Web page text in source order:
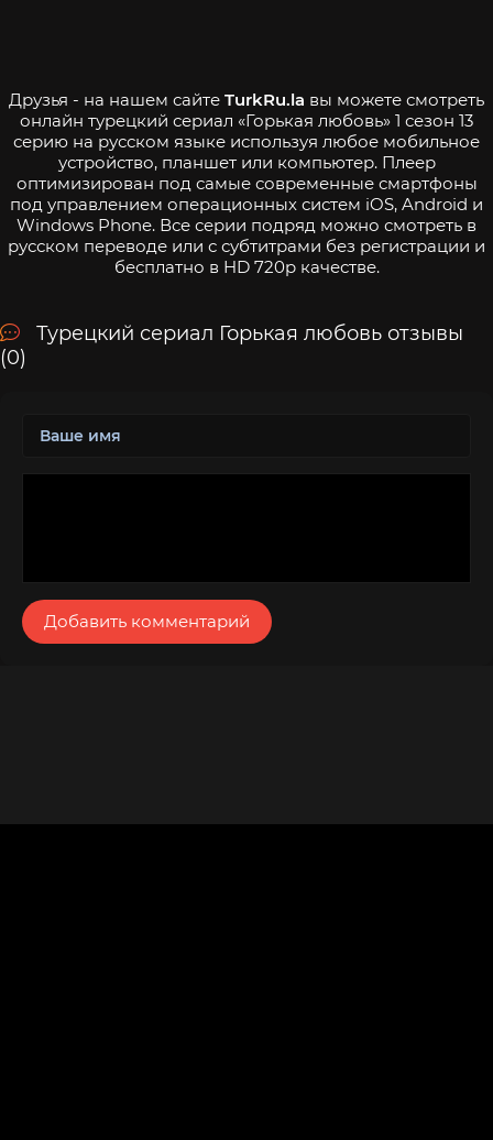
Друзья - на нашем сайте TurkRu.la вы можете смотреть
онлайн турецкий сериал «Горькая любовь» 1 сезон 13
серию на русском языке используя любое мобильное
устройство, планшет или компьютер. Плеер
оптимизирован под самые современные смартфоны
под управлением операционных систем iOS, Android и
Windows Phone. Все серии подряд можно смотреть в
русском переводе или с субтитрами без регистрации и
бесплатно в HD 720p качестве.
Турецкий сериал Горькая любовь отзывы
(0)
Добавить комментарий